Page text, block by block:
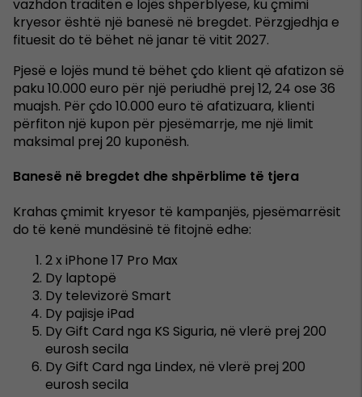
vazhdon traditën e lojës shpërblyese, ku çmimi
kryesor është një banesë në bregdet. Përzgjedhja e
fituesit do të bëhet në janar të vitit 2027.
Pjesë e lojës mund të bëhet çdo klient që afatizon së
paku 10.000 euro për një periudhë prej 12, 24 ose 36
muajsh. Për çdo 10.000 euro të afatizuara, klienti
përfiton një kupon për pjesëmarrje, me një limit
maksimal prej 20 kuponësh.
Banesë në bregdet dhe shpërblime të tjera
Krahas çmimit kryesor të kampanjës, pjesëmarrësit
do të kenë mundësinë të fitojnë edhe:
2 x iPhone 17 Pro Max
Dy laptopë
Dy televizorë Smart
Dy pajisje iPad
Dy Gift Card nga KS Siguria, në vlerë prej 200
eurosh secila
Dy Gift Card nga Lindex, në vlerë prej 200
eurosh secila